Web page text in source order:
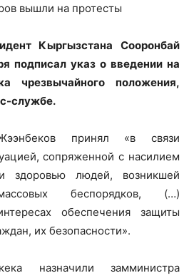
вышли на протесты
Кыргызстана Сооронбай
подписал указ о введении на
чрезвычайного положения,
службе.
принял «в связи
сопряженной с насилием
здоровью людей, возникшей
беспорядков, (…)
обеспечения защиты
их безопасности».
назначили замминистра